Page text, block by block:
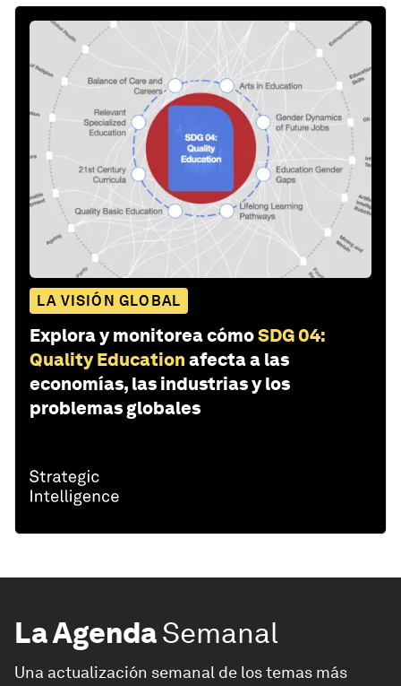
LA VISIÓN GLOBAL
Explora y monitorea cómoSDG 04:
Quality Education afecta a las
economías, las industrias y los
problemas globales
La AgendaSemanal
Una actualización semanal de los temas más